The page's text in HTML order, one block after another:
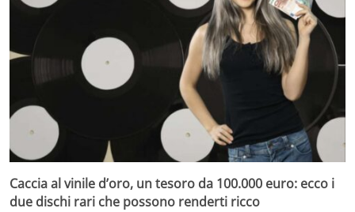
Caccia al vinile d’oro, un tesoro da 100.000 euro: ecco i
due dischi rari che possono renderti ricco